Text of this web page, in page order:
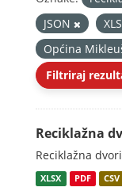
JSON
Općina
Filtriraj
Reciklažna
Reciklažna
XLSX PDF CSV